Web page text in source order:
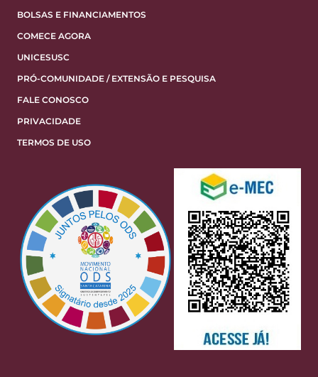
BOLSAS E FINANCIAMENTOS
COMECE AGORA
UNICESUSC
PRÓ-COMUNIDADE / EXTENSÃO E PESQUISA
FALE CONOSCO
PRIVACIDADE
TERMOS DE USO